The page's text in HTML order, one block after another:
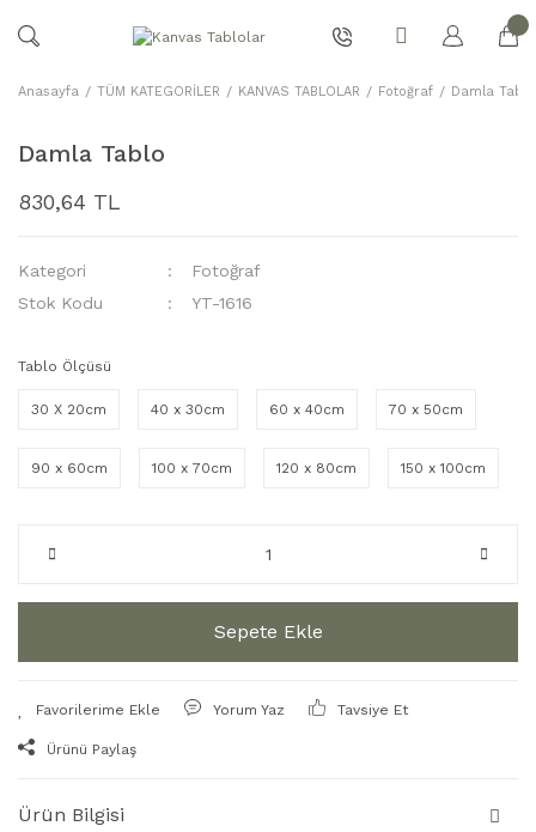
Anasayfa TÜM KATEGORİLER KANVAS TABLOLAR Fotoğraf Damla Tablo
Damla Tablo
830,64 TL
Kategori
Fotoğraf
Stok Kodu
YT-1616
Tablo Ölçüsü
30 X 20cm 40 x 30cm 60 x 40cm 70 x 50cm
90 x 60cm 100 x 70cm 120 x 80cm 150 x 100cm
Sepete Ekle
Yorum Yaz Tavsiye Et
Ürünü Paylaş
Ürün Bilgisi